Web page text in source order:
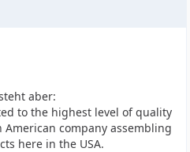
aber:
to the highest level of quality
company assembling
here in the USA.